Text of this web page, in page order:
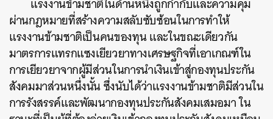
ผ่านกฎหมายที่สร้างความสลับซับซ้อนในการทำให้
แรงงานข้ามชาติเป็นคนของทุน และในขณะเดียวกัน
มาตรการแทรกแซงเยียวยาทางเศรษฐกิจที่เอาเกณฑ์ใน
การเยียวยาจากผู้มีส่วนในการนำเงินเข้าสู่กองทุนประกัน
สังคมมาส่วนหนึ่งนั้น ซึ่งนับได้ว่าแรงงานข้ามชาติมีส่วนใน
การรังสรรค์และพัฒนากองทุนประกันสังคมเสมอมา ใน